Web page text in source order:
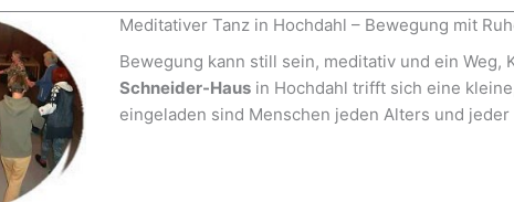
Meditativer Tanz in Hochdahl – Bewegung mit
Bewegung kann still sein, meditativ und ein Weg,
Schneider-Haus in Hochdahl trifft sich eine
eingeladen sind Menschen jeden Alters und